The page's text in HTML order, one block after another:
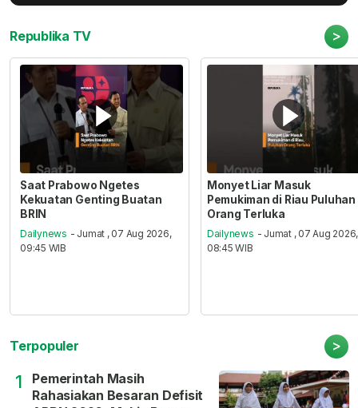
Republika TV >
Saat Prabowo Ngetes
Kekuatan Genting Buatan
BRIN
Dailynews - Jumat , 07 Aug 2026,
09:45 WIB
Monyet Liar Masuk
Pemukiman di Riau Puluhan
Orang Terluka
Dailynews - Jumat , 07 Aug 2026,
08:45 WIB
Terpopuler >
1
Pemerintah Masih
Rahasiakan Besaran Defisit